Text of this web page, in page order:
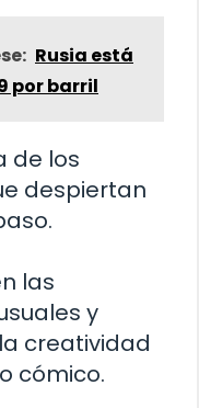
Rusia está
por barril
de los
despiertan
las
y
creatividad
cómico.